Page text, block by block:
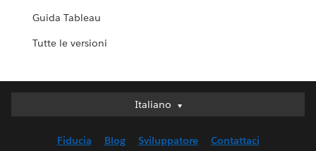
Guida Tableau
Tutte le versioni
Italiano
Italiano
English (UK)
Fiducia Blog Sviluppatore Contattaci